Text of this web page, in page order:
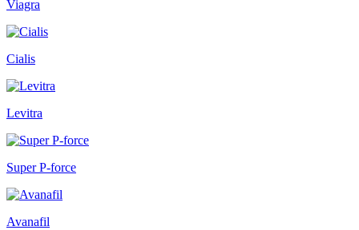
Viagra
Cialis
Levitra
Super P-force
Avanafil